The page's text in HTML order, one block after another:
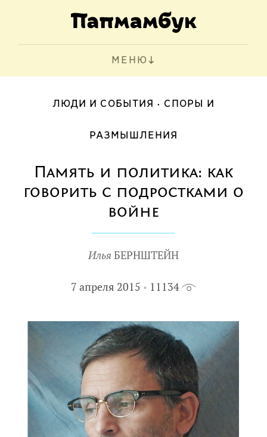
МЕНЮ
ЛЮДИ И СОБЫТИЯ СПОРЫ И
РАЗМЫШЛЕНИЯ
Память и политика: как
говорить с подростками о
войне
Илья БЕРНШТЕЙН
7 апреля 2015 11134